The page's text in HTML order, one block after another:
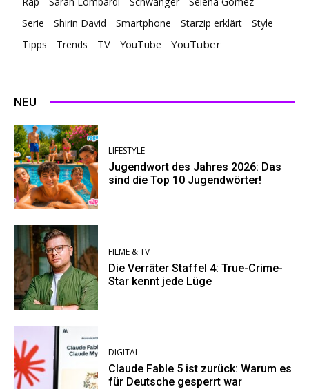
Serie
Shirin David Smartphone Starzip erklärt
Style
Tipps
Trends TV YouTube YouTuber
NEU
LIFESTYLE
Jugendwort des Jahres 2026: Das
sind die Top 10 Jugendwörter!
FILME & TV
Die Verräter Staffel 4: True-Crime-
Star kennt jede Lüge
DIGITAL
Claude Fable 5 ist zurück: Warum es
für Deutsche gesperrt war